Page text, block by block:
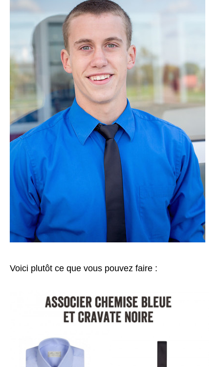
Voici plutôt ce que vous pouvez faire :